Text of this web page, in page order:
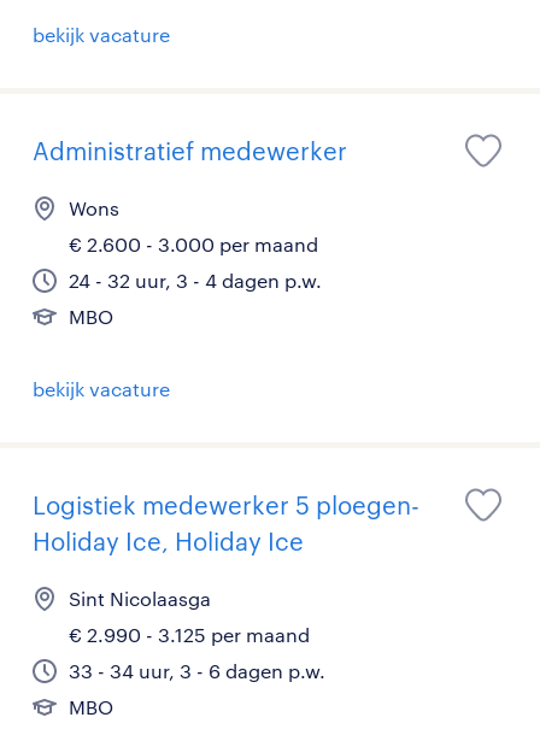
bekijk vacature
Administratief medewerker
Wons
€ 2.600 - 3.000 per maand
24 - 32 uur, 3 - 4 dagen p.w.
MBO
bekijk vacature
Logistiek medewerker 5 ploegen-
Holiday Ice, Holiday Ice
Sint Nicolaasga
€ 2.990 - 3.125 per maand
33 - 34 uur, 3 - 6 dagen p.w.
MBO